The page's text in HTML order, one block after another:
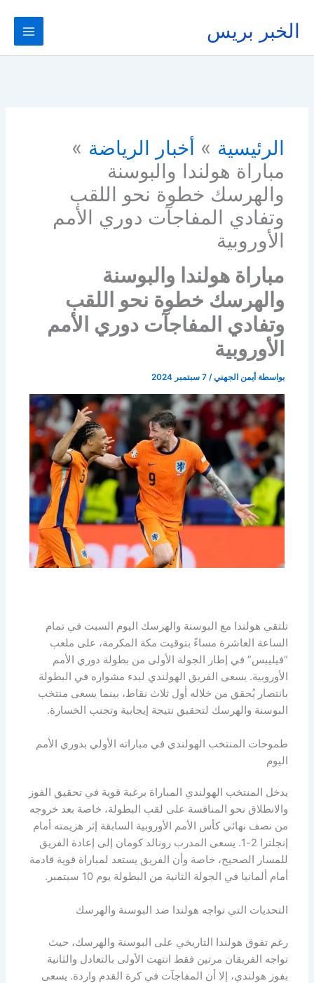
المحتوى
الخبر بريس
الرئيسية
أخبار الرياضة
مباراة هولندا والبوسنة
والهرسك خطوة نحو اللقب
وتفادي المفاجآت دوري الأمم
الأوروبية
مباراة هولندا والبوسنة
والهرسك خطوة نحو اللقب
وتفادي المفاجآت دوري الأمم
الأوروبية
بواسطة أيمن الجهني/7 سبتمبر 2024
تلتقي هولندا مع البوسنة والهرسك اليوم السبت في تمام
الساعة العاشرة مساءً بتوقيت مكة المكرمة، على ملعب
“فيليبس” في إطار الجولة الأولى من بطولة دوري الأمم
الأوروبية. يسعى الفريق الهولندي لبدء مشواره في البطولة
بانتصار يُحقق من خلاله أول ثلاث نقاط، بينما يسعى منتخب
البوسنة والهرسك لتحقيق نتيجة إيجابية وتجنب الخسارة.
طموحات المنتخب الهولندي في مباراته الأولي بدوري الأمم
اليوم
يدخل المنتخب الهولندي المباراة برغبة قوية في تحقيق الفوز
والانطلاق نحو المنافسة على لقب البطولة، خاصة بعد خروجه
من نصف نهائي كأس الأمم الأوروبية السابقة إثر هزيمته أمام
إنجلترا 2-1. يسعى المدرب رونالد كومان إلى إعادة الفريق
للمسار الصحيح، خاصة وأن الفريق يستعد لمباراة قوية قادمة
أمام ألمانيا في الجولة الثانية من البطولة يوم 10 سبتمبر.
التحديات التي تواجه هولندا ضد البوسنة والهرسك
رغم تفوق هولندا التاريخي على البوسنة والهرسك، حيث
تواجه الفريقان مرتين فقط انتهت الأولى بالتعادل والثانية
بفوز هولندي، إلا أن المفاجآت في كرة القدم واردة. يسعى